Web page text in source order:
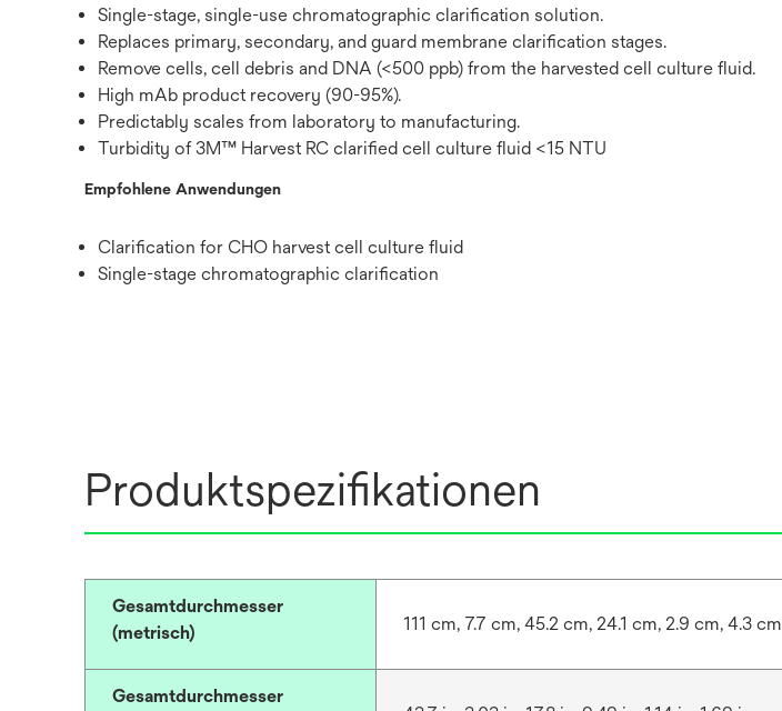
Single-stage, single-use chromatographic clarification solution.
Replaces primary, secondary, and guard membrane clarification stages.
Remove cells, cell debris and DNA (<500 ppb) from the harvested cell culture fluid.
High mAb product recovery (90-95%).
Predictably scales from laboratory to manufacturing.
Turbidity of 3M™ Harvest RC clarified cell culture fluid <15 NTU
Empfohlene Anwendungen
Clarification for CHO harvest cell culture fluid
Single-stage chromatographic clarification
Produktspezifikationen
Gesamtdurchmesser
(metrisch)
111 cm, 7.7 cm, 45.2 cm, 24.1 cm, 2.9 cm, 4.3 cm
Gesamtdurchmesser